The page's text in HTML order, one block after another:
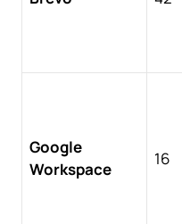
Google
Workspace
16